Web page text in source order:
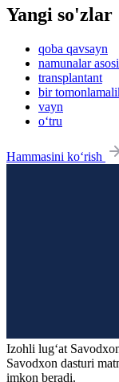
Yangi so'zlar
qoba qavsayn
namunalar
transplantant
bir
vayn
o‘tru
Hammasini ko‘rish
Izohli lugʻat
Savodxon dasturi
imkon beradi.